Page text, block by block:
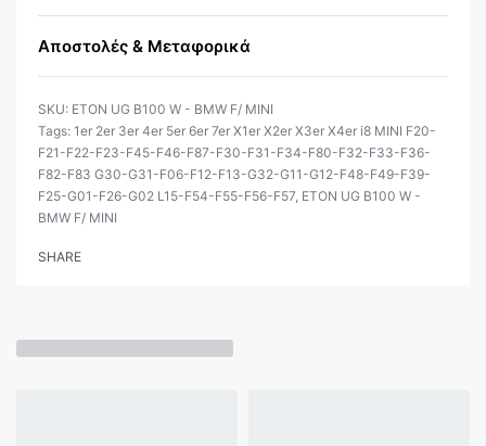
Αποστολές & Μεταφορικά
ETON UG B100 W - BMW F/ MINI
Tags: 1er 2er 3er 4er 5er 6er 7er X1er X2er X3er X4er i8 MINI F20-
F21-F22-F23-F45-F46-F87-F30-F31-F34-F80-F32-F33-F36-
F82-F83 G30-G31-F06-F12-F13-G32-G11-G12-F48-F49-F39-
F25-G01-F26-G02 L15-F54-F55-F56-F57, ETON UG B100 W -
BMW F/ MINI
SHARE